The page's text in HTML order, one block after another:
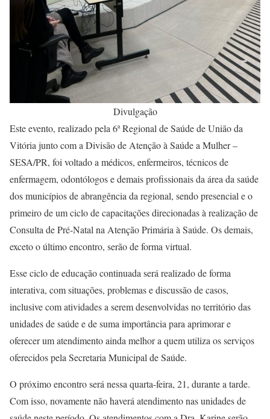
Divulgação
Este evento, realizado pela 6ª Regional de Saúde de União da
Vitória junto com a Divisão de Atenção à Saúde a Mulher –
SESA/PR, foi voltado a médicos, enfermeiros, técnicos de
enfermagem, odontólogos e demais profissionais da área da saúde
dos municípios de abrangência da regional, sendo presencial e o
primeiro de um ciclo de capacitações direcionadas à realização de
Consulta de Pré-Natal na Atenção Primária à Saúde. Os demais,
exceto o último encontro, serão de forma virtual.
Esse ciclo de educação continuada será realizado de forma
interativa, com situações, problemas e discussão de casos,
inclusive com atividades a serem desenvolvidas no território das
unidades de saúde e de suma importância para aprimorar e
oferecer um atendimento ainda melhor a quem utiliza os serviços
oferecidos pela Secretaria Municipal de Saúde.
O próximo encontro será nessa quarta-feira, 21, durante a tarde.
Com isso, novamente não haverá atendimento nas unidades de